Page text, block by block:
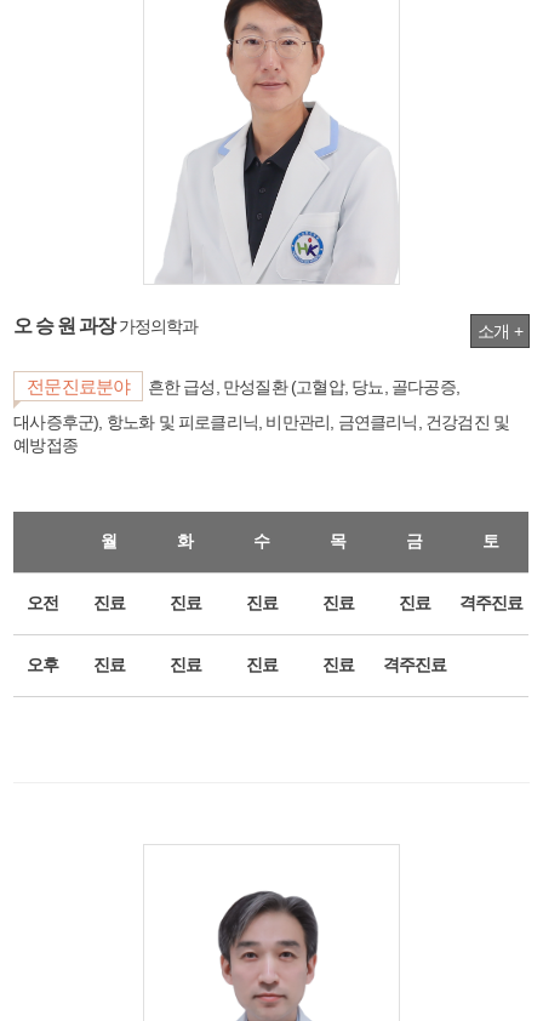
오 승 원 과장가정의학과 소개 +
전문진료분야
흔한 급성, 만성질환 (고혈압, 당뇨, 골다공증,
대사증후군), 항노화 및 피로클리닉, 비만관리, 금연클리닉, 건강검진 및
예방접종
월 화 수 목 금 토
오전 진료 진료 진료 진료 진료 격주진료
오후 진료 진료 진료 진료 격주진료